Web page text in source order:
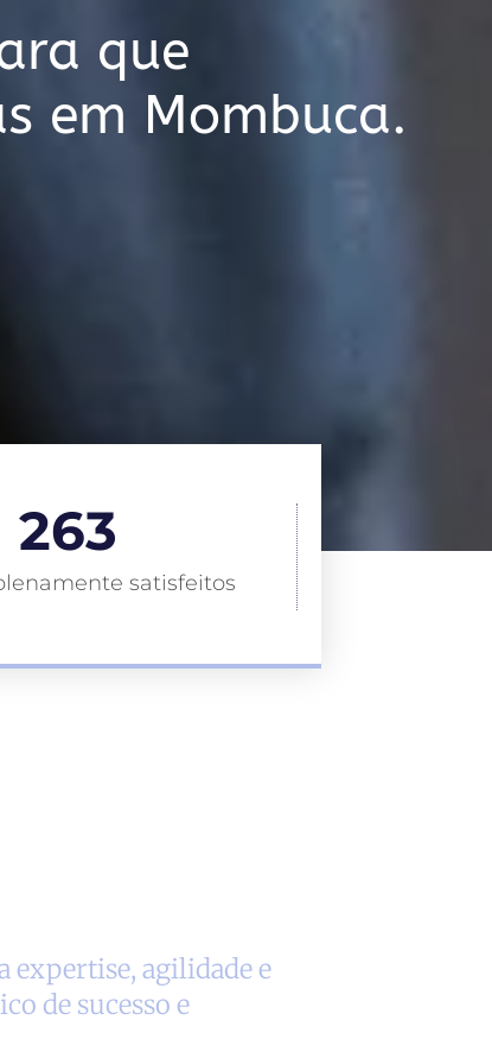
que
em Mombuca.
satisfeitos
263
expertise, agilidade e
de sucesso e